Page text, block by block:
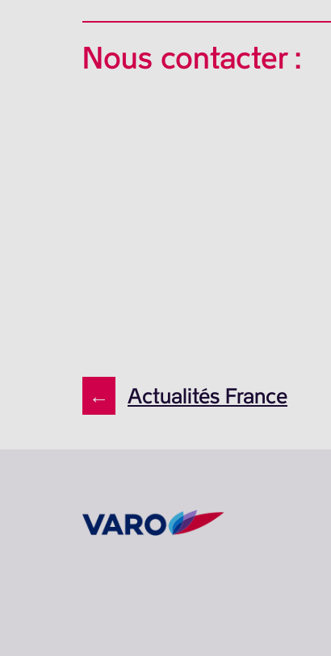
Nous contacter :
← Actualités France